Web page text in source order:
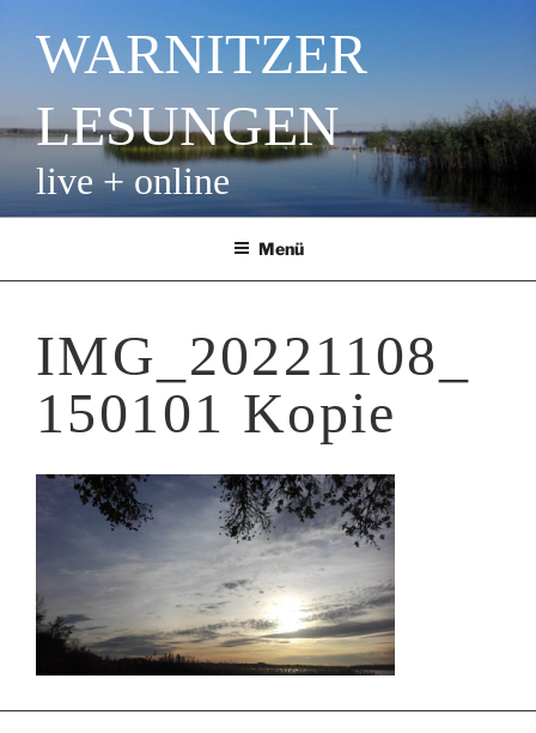
Inhalt
springenWARNITZER
LESUNGEN
live + online
Menü
IMG_20221108_
150101 Kopie